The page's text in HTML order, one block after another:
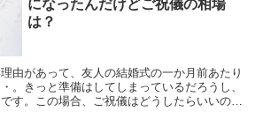
になったんだけどご祝儀の相場
は？
由があって、友人の結婚式の一か月前あたり
。きっと準備はしてしまっているだろうし、
す。この場合、ご祝儀はどうしたらいいので